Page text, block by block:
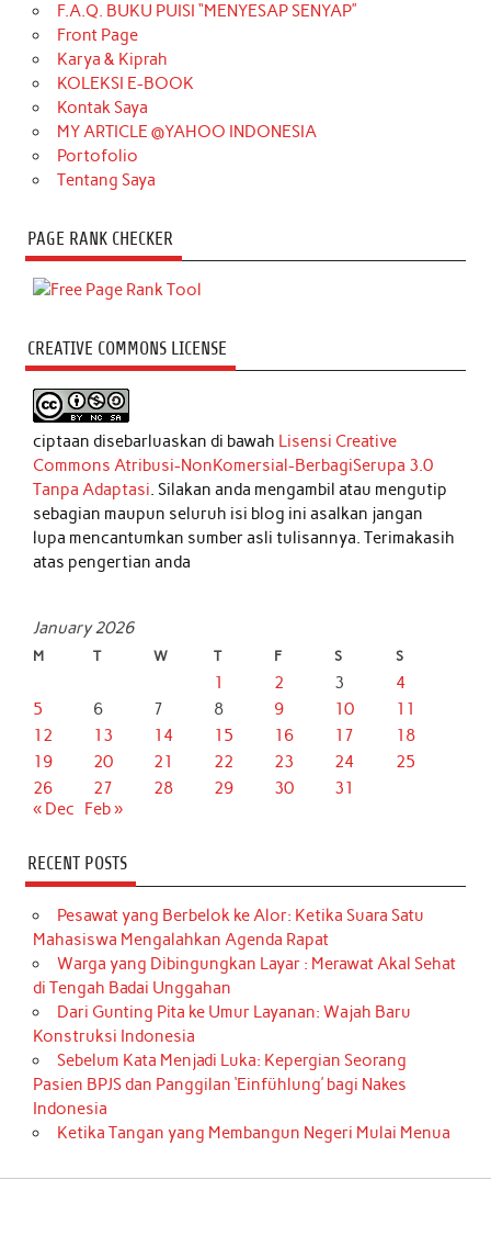
F.A.Q. BUKU PUISI “MENYESAP SENYAP”
Front Page
Karya & Kiprah
KOLEKSI E-BOOK
Kontak Saya
MY ARTICLE @YAHOO INDONESIA
Portofolio
Tentang Saya
PAGE RANK CHECKER
CREATIVE COMMONS LICENSE
ciptaan disebarluaskan di bawah Lisensi Creative
Commons Atribusi-NonKomersial-BerbagiSerupa 3.0
Tanpa Adaptasi . Silakan anda mengambil atau mengutip
sebagian maupun seluruh isi blog ini asalkan jangan
lupa mencantumkan sumber asli tulisannya. Terimakasih
atas pengertian anda
January 2026
M T W T F S S
1 2 3
4
5
6 7 8 9 10
11
12
13 14 15 16 17
18
19
20 21 22 23 24
25
26
27 28 29 30
31
« Dec
Feb »
RECENT POSTS
Pesawat yang Berbelok ke Alor: Ketika Suara Satu
Mahasiswa Mengalahkan Agenda Rapat
Warga yang Dibingungkan Layar : Merawat Akal Sehat
di Tengah Badai Unggahan
Dari Gunting Pita ke Umur Layanan: Wajah Baru
Konstruksi Indonesia
Sebelum Kata Menjadi Luka: Kepergian Seorang
Pasien BPJS dan Panggilan ‘Einfühlung’ bagi Nakes
Indonesia
Ketika Tangan yang Membangun Negeri Mulai Menua